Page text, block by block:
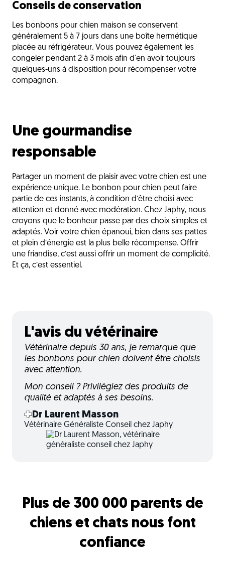
Conseils de conservation
Les bonbons pour chien maison se conservent
généralement 5 à 7 jours dans une boîte hermétique
placée au réfrigérateur. Vous pouvez également les
congeler pendant 2 à 3 mois afin d'en avoir toujours
quelques-uns à disposition pour récompenser votre
compagnon.
Une gourmandise
responsable
Partager un moment de plaisir avec votre chien est une
expérience unique. Le bonbon pour chien peut faire
partie de ces instants, à condition d’être choisi avec
attention et donné avec modération. Chez Japhy, nous
croyons que le bonheur passe par des choix simples et
adaptés. Voir votre chien épanoui, bien dans ses pattes
et plein d’énergie est la plus belle récompense. Offrir
une friandise, c’est aussi offrir un moment de complicité.
Et ça, c’est essentiel.
L'avis du vétérinaire
Vétérinaire depuis 30 ans, je remarque que
les bonbons pour chien doivent être choisis
avec attention.
Mon conseil ? Privilégiez des produits de
qualité et adaptés à ses besoins.
Dr Laurent Masson
Vétérinaire Généraliste Conseil chez Japhy
Plus de 300 000 parents de
chiens et chats nous font
confiance